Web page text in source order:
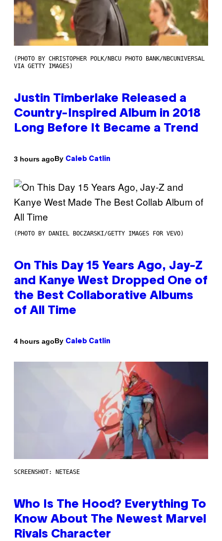
(PHOTO BY CHRISTOPHER POLK/NBCU PHOTO BANK/NBCUNIVERSAL
VIA GETTY IMAGES)
Justin Timberlake Released a
Country-Inspired Album in 2018
Long Before It Became a Trend
3 hours agoBy Caleb Catlin
(PHOTO BY DANIEL BOCZARSKI/GETTY IMAGES FOR VEVO)
On This Day 15 Years Ago, Jay-Z
and Kanye West Dropped One of
the Best Collaborative Albums
of All Time
4 hours agoBy Caleb Catlin
SCREENSHOT: NETEASE
Who Is The Hood? Everything To
Know About The Newest Marvel
Rivals Character